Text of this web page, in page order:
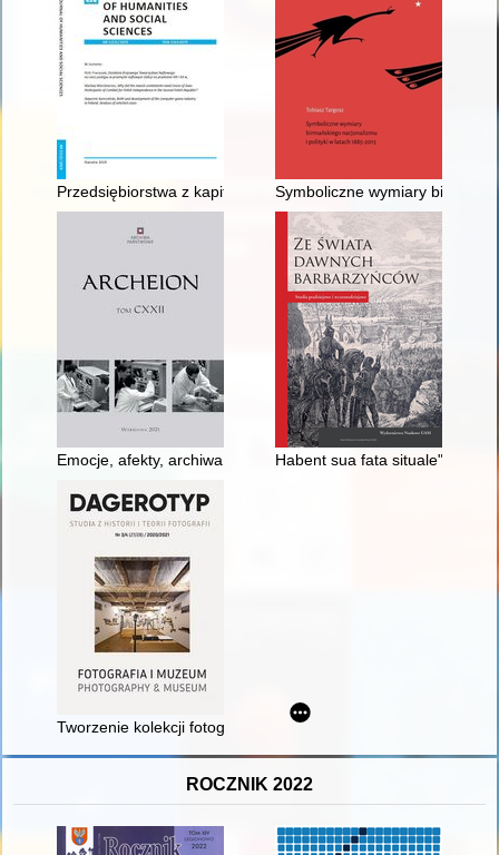
Przedsiębiorstwa z kapitałem zagranicznym pochodzenia
Symboliczne wymiary
Emocje, afekty, archiwa i selekcja : ekscytujące drogi nowej
Habent sua fata situale" -
Tworzenie kolekcji fotografii współczesnej w Muzeum
ROCZNIK 2022